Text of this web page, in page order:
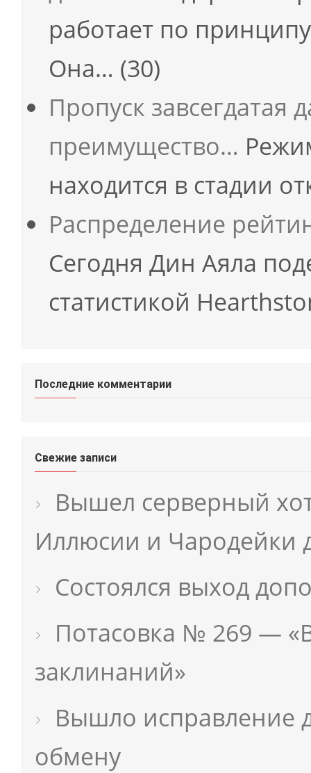
работает по
Она… (30)
Пропуск завсегдатая
преимущество…
находится в стадии
Распределение
Сегодня Дин Аяла
статистикой
Последние комментарии
Свежие записи
Вышел серверный
Иллюсии и Чародейки
Состоялся выход
Потасовка № 269 —
заклинаний»
Вышло исправление
обмену